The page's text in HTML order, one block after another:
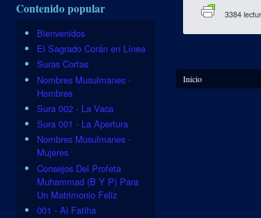
3384
Se encuentra usted
Inicio
Contenido popular
Bienvenidos
El Sagrado Corán en Línea
Suras Cortas
Nombres Musulmanes -
Hombres
Sura 002 - La Vaca
Sura 001 - La Apertura
Nombres Musulmanes -
Mujeres
Consejos Del Profeta
Muhammad (B Y P) Para
Un Matrimonio Feliz
001 - Al Fatiha